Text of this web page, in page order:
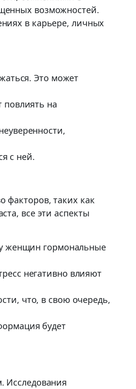
возможностей.
в карьере, личных
Это может
повлиять на
с ней.
факторов, таких как
все эти аспекты
у женщин гормональные
негативно влияют
что, в свою очередь,
будет
Исследования